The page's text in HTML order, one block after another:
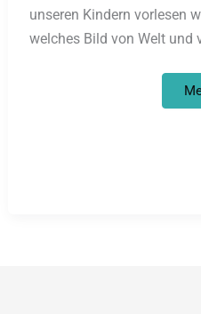
unseren Kindern vorlesen
welches Bild von Welt und